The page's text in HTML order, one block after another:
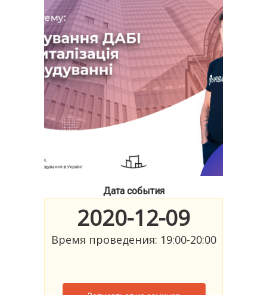
Дата события
2020-12-09
Время проведения: 19:00-20:00